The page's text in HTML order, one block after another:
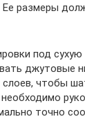
Ее размеры
под сухую
джутовые
чтобы
точно